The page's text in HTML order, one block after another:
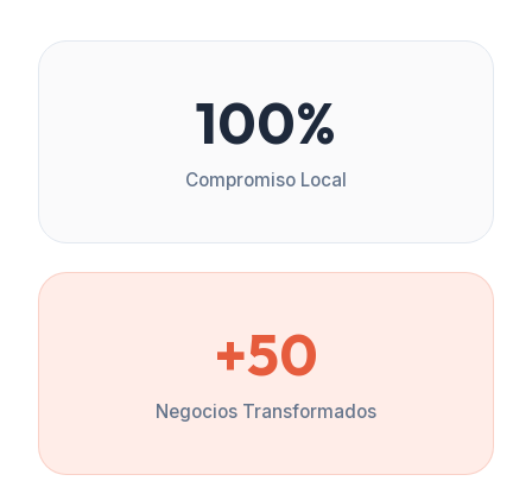
100%
Compromiso Local
+50
Negocios Transformados